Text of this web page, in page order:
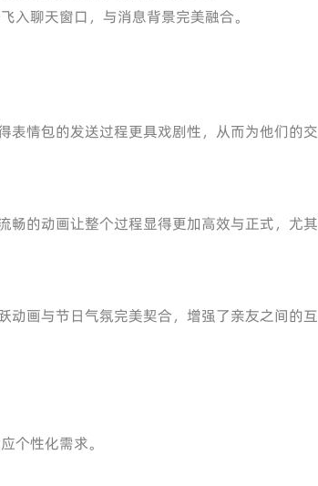
入聊天窗口，与消息背景完美融合。
表情包的发送过程更具戏剧性，从而为他们的交
畅的动画让整个过程显得更加高效与正式，尤其
动画与节日气氛完美契合，增强了亲友之间的互
个性化需求。